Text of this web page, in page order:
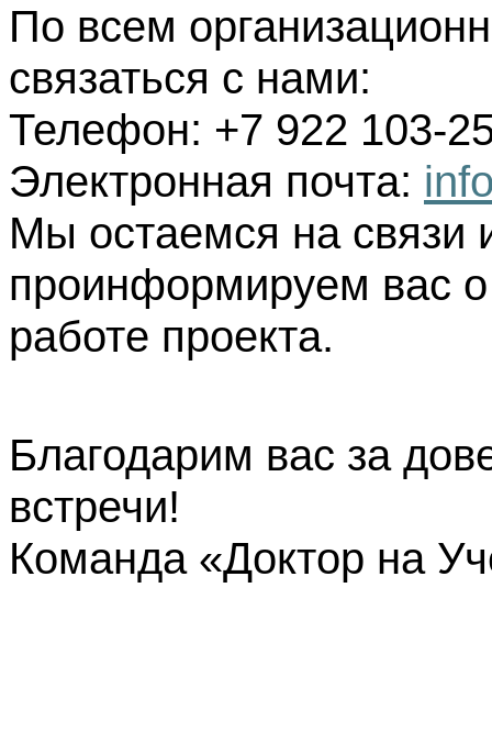
По всем
связаться с нами:
Телефон: +7 922 103-
Электронная почта:
Мы остаемся на связи
проинформируем вас
работе проекта.
Благодарим вас за
встречи!
Команда «Доктор на